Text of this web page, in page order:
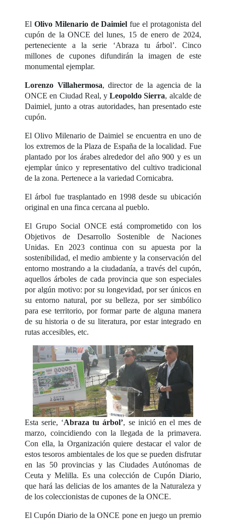
ElOlivo Milenario de Daimiel fue el protagonista del
cupón de la ONCE del lunes, 15 de enero de 2024,
perteneciente a la serie ‘Abraza tu árbol’. Cinco
millones de cupones difundirán la imagen de este
monumental ejemplar.
Lorenzo Villahermosa, director de la agencia de la
ONCE en Ciudad Real, yLeopoldo Sierra, alcalde de
Daimiel, junto a otras autoridades, han presentado este
cupón.
El Olivo Milenario de Daimiel se encuentra en uno de
los extremos de la Plaza de España de la localidad. Fue
plantado por los árabes alrededor del año 900 y es un
ejemplar único y representativo del cultivo tradicional
de la zona. Pertenece a la variedad Cornicabra.
El árbol fue trasplantado en 1998 desde su ubicación
original en una finca cercana al pueblo.
El Grupo Social ONCE está comprometido con los
Objetivos de Desarrollo Sostenible de Naciones
Unidas. En 2023 continua con su apuesta por la
sostenibilidad, el medio ambiente y la conservación del
entorno mostrando a la ciudadanía, a través del cupón,
aquellos árboles de cada provincia que son especiales
por algún motivo: por su longevidad, por ser únicos en
su entorno natural, por su belleza, por ser simbólico
para ese territorio, por formar parte de alguna manera
de su historia o de su literatura, por estar integrado en
rutas accesibles, etc.
Esta serie, ‘Abraza tu árbol’, se inició en el mes de
marzo, coincidiendo con la llegada de la primavera.
Con ella, la Organización quiere destacar el valor de
estos tesoros ambientales de los que se pueden disfrutar
en las 50 provincias y las Ciudades Autónomas de
Ceuta y Melilla. Es una colección de Cupón Diario,
que hará las delicias de los amantes de la Naturaleza y
de los coleccionistas de cupones de la ONCE.
El Cupón Diario de la ONCE pone en juego un premio